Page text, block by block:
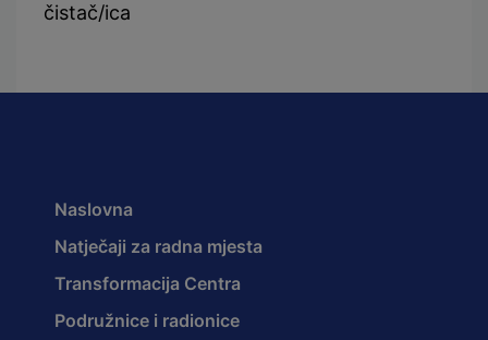
čistač/ica
Naslovna
Natječaji za radna mjesta
Transformacija Centra
Podružnice i radionice